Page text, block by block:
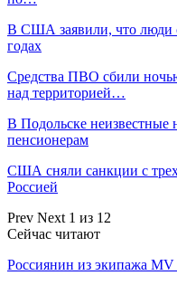
В США заявили, что люди
годах
Средства ПВО сбили
над территорией…
В Подольске неизвестные
пенсионерам
США сняли санкции с
Россией
Prev Next 1 из 12
Сейчас читают
Россиянин из экипажа